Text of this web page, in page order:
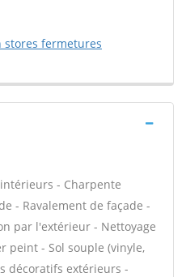
stores fermetures
- Charpente
- Ravalement de façade -
par l'extérieur - Nettoyage
peint - Sol souple (vinyle,
décoratifs extérieurs -